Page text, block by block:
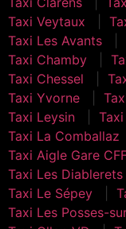
Taxi Veytaux
Taxi Les Avants
Taxi Chamby
Taxi Chessel
Taxi Yvorne
Taxi Leysin
Taxi La Comballaz
Taxi Aigle Gare
Taxi Les Diablerets
Taxi Le Sépey
Taxi Les Posses-